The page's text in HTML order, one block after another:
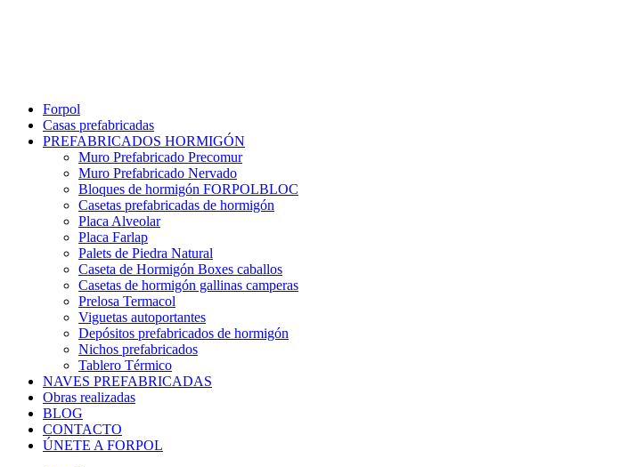
Forpol
Casas prefabricadas
PREFABRICADOS HORMIGÓN
Muro Prefabricado Precomur
Muro Prefabricado Nervado
Bloques de hormigón FORPOLBLOC
Casetas prefabricadas de hormigón
Placa Alveolar
Placa Farlap
Palets de Piedra Natural
Caseta de Hormigón Boxes caballos
Casetas de hormigón gallinas camperas
Prelosa Termacol
Viguetas autoportantes
Depósitos prefabricados de hormigón
Nichos prefabricados
Tablero Térmico
NAVES PREFABRICADAS
Obras realizadas
BLOG
CONTACTO
ÚNETE A FORPOL